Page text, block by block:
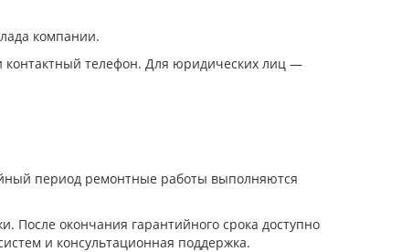
компании.
телефон. Для юридических лиц —
период ремонтные работы выполняются
После окончания гарантийного срока доступно
и консультационная поддержка.